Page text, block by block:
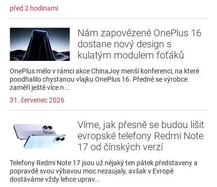
před 2 hodinami
Nám zapovězené OnePlus 16
dostane nový design s
kulatým modulem foťáků
OnePlus mělo v rámci akce ChinaJoy menší konferenci, na které
poodhalilo chystanou vlajku OnePlus 16. Předně se výrobce
zaměří ještě více n...
31. červenec 2026
Víme, jak přesně se budou lišit
evropské telefony Redmi Note
17 od čínských verzí
Telefony Redmi Note 17 jsou už nějaký ten pátek představeny a
popravdě svou výbavou moc nezaujaly, avšak v Evropě
dostáváme vždy lehce uprav...